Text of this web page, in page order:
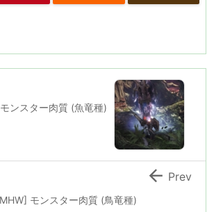
ンスター肉質 (魚竜種)
モンスター肉質 (鳥竜種)
 Prev